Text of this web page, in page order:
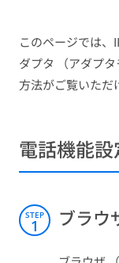
このページでは
ダプタ （アダプ
方法がご覧いただ
電話機能設
STEP
1 ブラウ